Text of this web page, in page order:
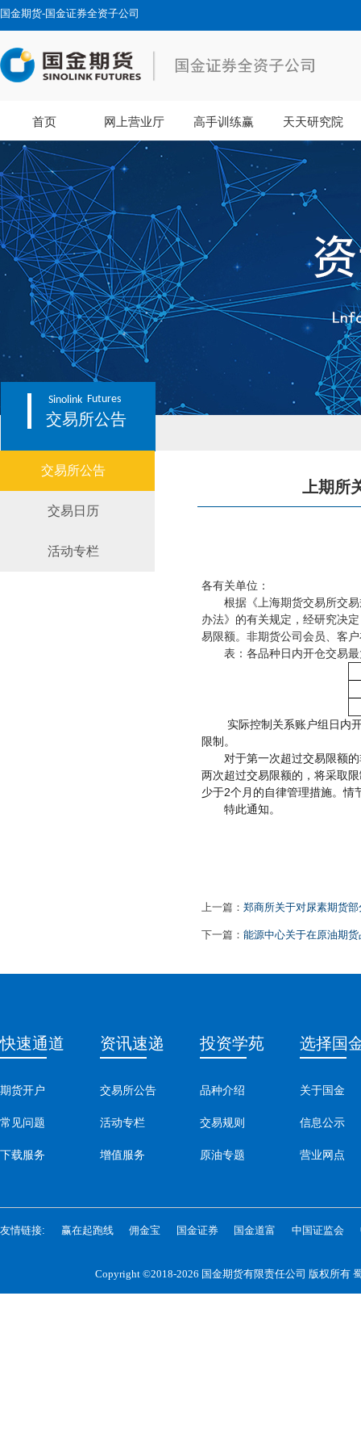
国金期货-国金证券全资子公司
首页 网上营业厅 高手训练赢 天天研究院
Sinolink Futures
交易所公告
交易所公告
交易日历
活动专栏
上期所
各有关单位：
根据《上海期货交易所交
办法》的有关规定，经研究决
易限额。非期货公司会员、客
表：各品种日内开仓交易
实际控制关系账户组日内
限制。
对于第一次超过交易限额
两次超过交易限额的，将采取
少于2个月的自律管理措施。情
特此通知。
上一篇： 郑商所关于对尿素期货
下一篇： 能源中心关于在原油期
快速通道
期货开户
常见问题
下载服务
资讯速递
交易所公告
活动专栏
增值服务
投资学苑
品种介绍
交易规则
原油专题
选择国
关于国金
信息公示
营业网点
友情链接: 赢在起跑线 佣金宝 国金证券 国金道富 中国证监会
Copyright ©2018-2026 国金期货有限责任公司 版权所有